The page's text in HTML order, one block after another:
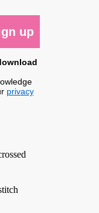
up
privacy